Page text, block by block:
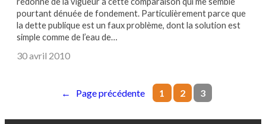
pourtant dénuée de fondement. Particulièrement parce que
la dette publique est un faux problème, dont la solution est
simple comme de l’eau de…
30 avril 2010
← Page précédente 1 2 3